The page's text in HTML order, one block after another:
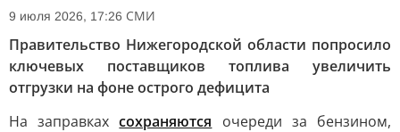
9 июля 2026, 17:26 СМИ
Правительство Нижегородской области попросило
ключевых поставщиков топлива увеличить
отгрузки на фоне острого дефицита
На заправкахсохраняются очереди за бензином,